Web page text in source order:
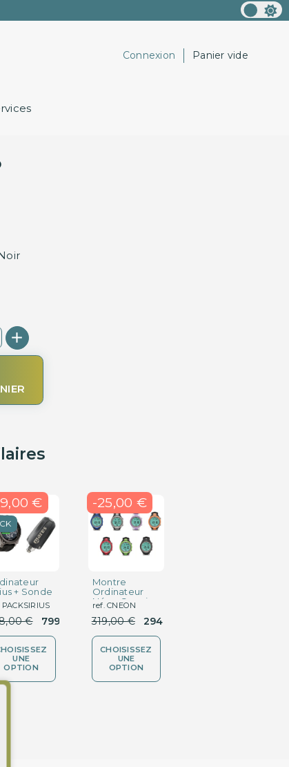
Connexion Panier vide
€
+ Sonde
PACKSIRIUS
€ 799,00 €
UNE
OPTION
-25,00 €
Montre
Ordinateur
Néon Cressi
ref. CNEON
319,00 € 294,00 €
CHOISISSEZ
UNE
OPTION